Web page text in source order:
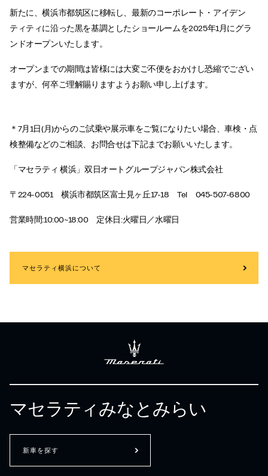
新たに、横浜市都筑区に移転し、最新のコーポレート・アイデン
ティティに沿った黒を基調としたショールームを2025年1月にグラ
ンドオープンいたします。
オープンまでの期間は皆様には大変ご不便をおかけし恐縮でござい
ますが、何卒ご理解賜りますようお願い申し上げます。
＊7月1日(月)からのご試乗や展示車をご覧になりたい場合、車検・点
検整備などのご相談、お問合せは下記までお願いいたします。
「マセラティ 横浜」双日オートグループジャパン株式会社
〒224-0051 横浜市都筑区富士見ヶ丘17-18 Tel 045-507-6800
営業時間:10:00~18:00 定休日:火曜日／水曜日
マセラティ横浜について
マセラティみなとみらい
新車を探す